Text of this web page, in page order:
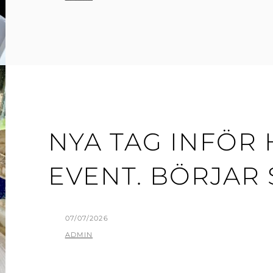
NYA TAG INFÖR
EVENT. BÖRJAR
PUBLICERAT
07/07/2026
AV
ADMIN